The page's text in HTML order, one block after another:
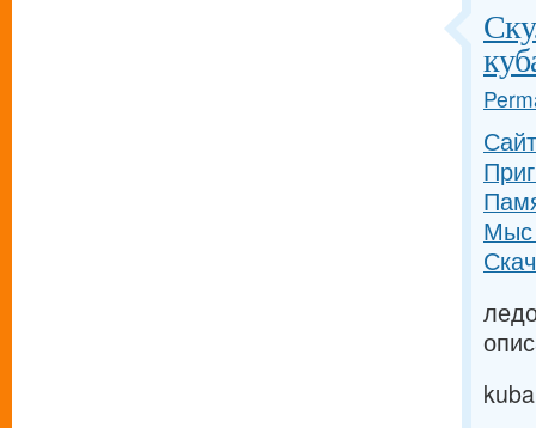
Мыс